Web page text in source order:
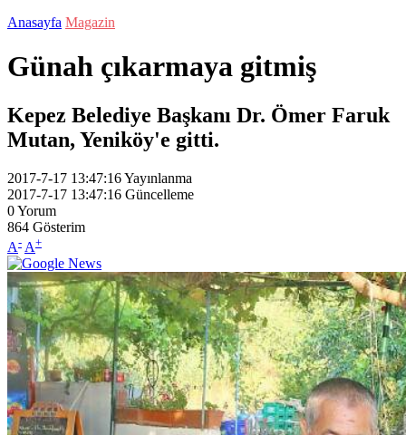
Anasayfa Magazin
Günah çıkarmaya gitmiş
Kepez Belediye Başkanı Dr. Ömer Faruk
Mutan, Yeniköy'e gitti.
2017-7-17 13:47:16Yayınlanma
2017-7-17 13:47:16 Güncelleme
0Yorum
864 Gösterim
A- A+